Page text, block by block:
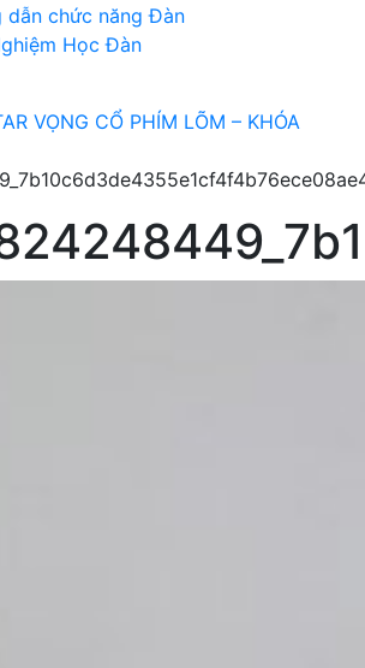
dẫn chức năng Đàn
Học Đàn
VỌNG CỔ PHÍM LÕM – KHÓA